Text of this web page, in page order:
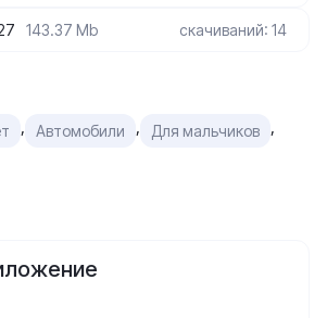
143.37 Mb скачиваний: 14
, Автомобили , Для мальчиков ,